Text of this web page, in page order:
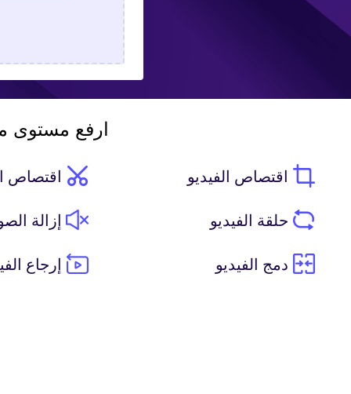
ارفع مستوى
اقتصاص الفيديو اقتصاص
حلقة الفيديو إزالة
دمج الفيديو إرجاع